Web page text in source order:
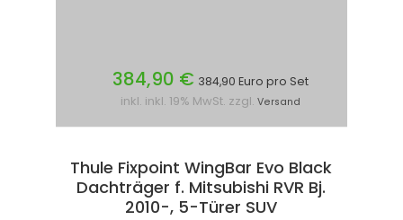
384,90 € 384,90 Euro pro Set
inkl. inkl. 19% MwSt. zzgl. Versand
Thule Fixpoint WingBar Evo Black
Dachträger f. Mitsubishi RVR Bj.
2010-, 5-Türer SUV